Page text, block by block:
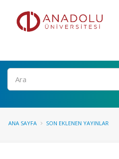
Ara
ANA SAYFA SON EKLENEN YAYINLAR